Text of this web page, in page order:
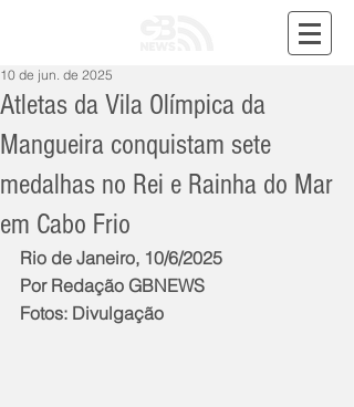
Atletas da Vila Olímpica da
Mangueira conquistam sete
medalhas no Rei e Rainha do Mar
em Cabo Frio
10 de jun. de 2025
Rio de Janeiro, 10/6/2025
Por Redação GBNEWS
Fotos: Divulgação